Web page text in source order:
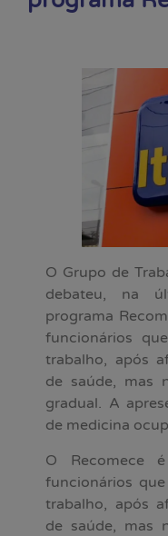
O Grupo de
debateu, na
programa
funcionários
trabalho, após
de saúde, mas
gradual. A
de medicina
O Recomece
funcionários
trabalho, após
de saúde, mas